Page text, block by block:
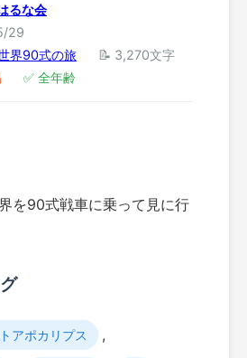
るな会
29
界90式の旅
📝 3,270文字
✅ 全年齢
を90式戦車に乗って見に行
アポカリプス ,